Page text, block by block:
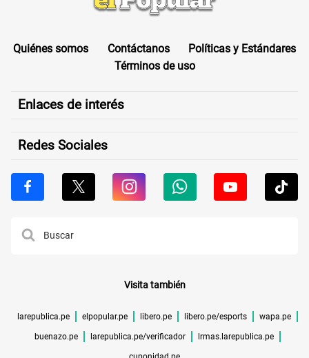
Quiénes somos Contáctanos
Políticas y Estándares
Términos de uso
Enlaces de interés
Redes Sociales
Visita también
larepublica.pe elpopular.pe libero.pe libero.pe/esports wapa.pe
buenazo.pe larepublica.pe/verificador lrmas.larepublica.pe